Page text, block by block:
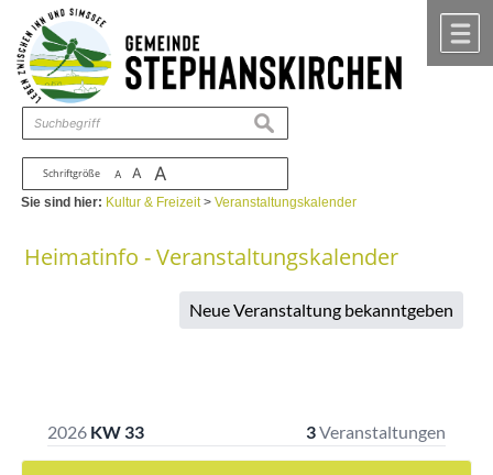
Zum Inhalt ,zur Navigation
Schriftgröße A A A
suchen
Sie sind hier: Kultur & Freizeit>Veranstaltungskalender
Heimatinfo - Veranstaltungskalender